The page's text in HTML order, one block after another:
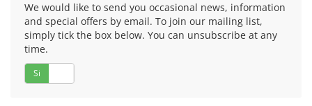
We would like to send you occasional news, information
and special offers by email. To join our mailing list,
simply tick the box below. You can unsubscribe at any
time.
Si